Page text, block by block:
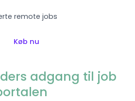
remote jobs
Køb nu
adgang til job